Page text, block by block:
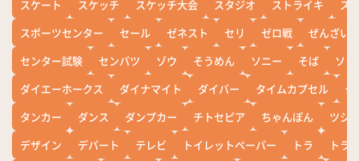
スケート
スケッチ スケッチ大会 スタジオ ストライキ
ス
スポーツセンター
セール ゼネスト セリ ゼロ戦
ぜんざい
センター試験
センバツ ゾウ そうめん ソニー そば
ソ
ダイエーホークス
ダイナマイト ダイバー タイムカプセル
タ
タンカー
ダンス ダンプカー チトセピア ちゃんぽん
ツシ
デザイン
デパート テレビ トイレットペーパー トラ
トラ